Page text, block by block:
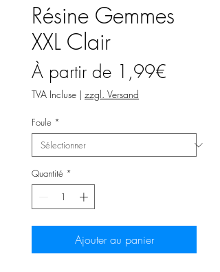
Résine Gemmes
XXL Clair
À partir de 1,99€
TVA Incluse | zzgl. Versand
Foule *
Quantité *
Ajouter au panier